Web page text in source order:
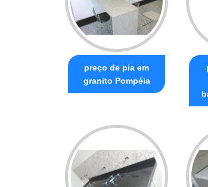
preço de pia em
granito Pompéia